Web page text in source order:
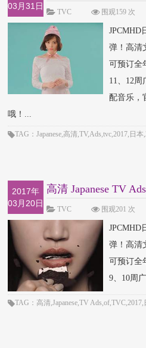
03月31日 电视广
TVC 围观159 次
JPCMHD
弹！高清
可预订全
11、12
配音乐，
哦！...
TAG：Japanese,高清,TV,Ads,tvc,2017,日
2017年
03月20日
高清 Japanese TV
电视广
TVC 围观201 次
JPCMHD
弹！高清
可预订全
9、10周
TAG：高清,Japanese,TV